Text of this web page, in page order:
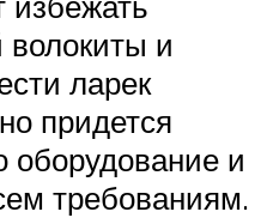
и
ларек
придется
оборудование и
требованиям.